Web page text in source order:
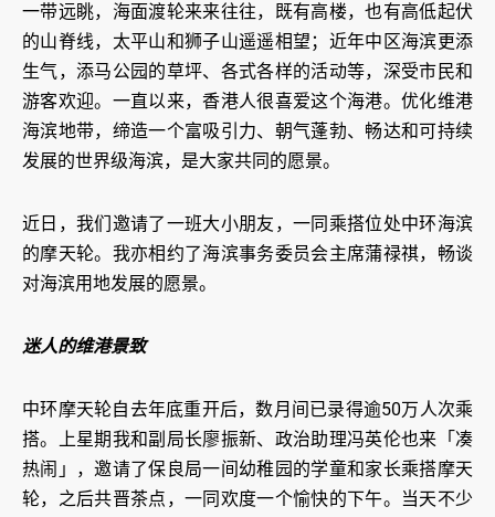
一带远眺，海面渡轮来来往往，既有高楼，也有高低起伏
的山脊线，太平山和狮子山遥遥相望；近年中区海滨更添
生气，添马公园的草坪、各式各样的活动等，深受市民和
游客欢迎。一直以来，香港人很喜爱这个海港。优化维港
海滨地带，缔造一个富吸引力、朝气蓬勃、畅达和可持续
发展的世界级海滨，是大家共同的愿景。
近日，我们邀请了一班大小朋友，一同乘搭位处中环海滨
的摩天轮。我亦相约了海滨事务委员会主席蒲禄祺，畅谈
对海滨用地发展的愿景。
迷人的维港景致
中环摩天轮自去年底重开后，数月间已录得逾50万人次乘
搭。上星期我和副局长廖振新、政治助理冯英伦也来「凑
热闹」，邀请了保良局一间幼稚园的学童和家长乘搭摩天
轮，之后共晋茶点，一同欢度一个愉快的下午。当天不少